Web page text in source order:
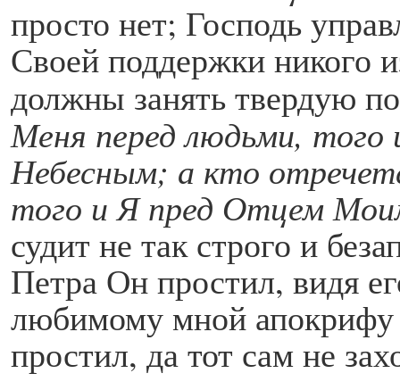
просто нет; Господь
Своей поддержки никого
должны занять твердую
Меня перед людьми,
Небесным; а кто
того и Я пред Отцем
судит не так строго и
Петра Он простил, видя
любимому мной
простил, да тот сам не